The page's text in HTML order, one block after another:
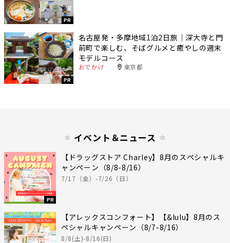
PR
PR
名古屋発・多摩地域1泊2日旅｜深大寺と門
前町で楽しむ、そばグルメと癒やしの週末
モデルコース
おでかけ 東京都
イベント＆ニュース
PR
【ドラッグストア Charley】8月のスペシャルキ
ャンペーン（8/8-8/16）
7/17（金）-7/26（日）
【アレックスコンフォート】【&lulu】8月のス
ペシャルキャンペーン（8/7-8/16）
8/8(土)-8/16(日)